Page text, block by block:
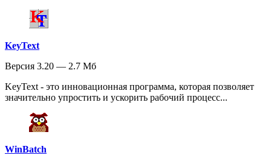
KeyText
Версия 3.20 — 2.7 Мб
KeyText - это инновационная программа, которая позволяет
значительно упростить и ускорить рабочий процесс...
WinBatch